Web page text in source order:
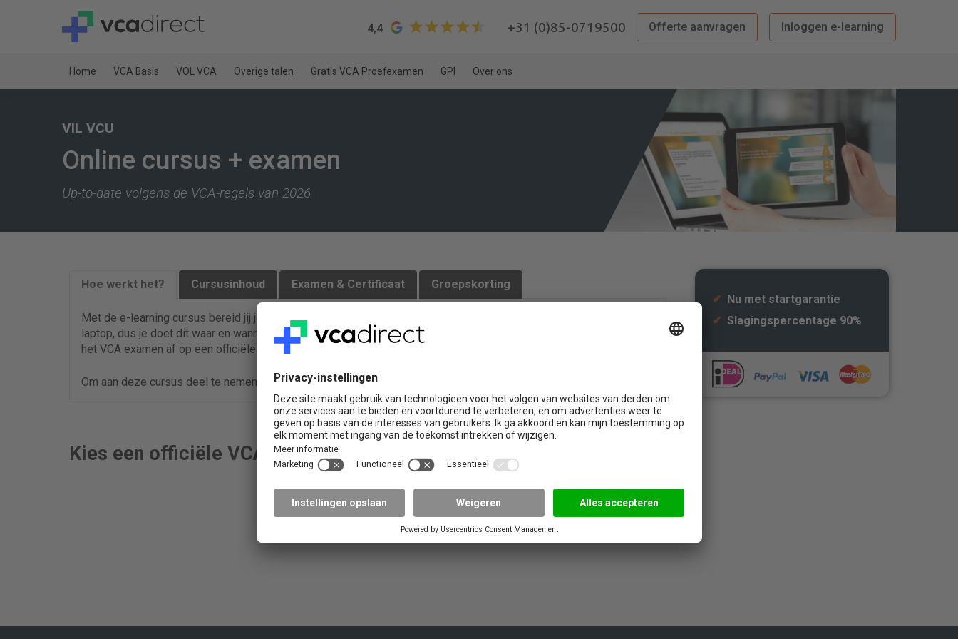
4,4 +31 (0)85-0719500 Offerte aanvragen Inloggen e-learning
Home VCA Basis VOL VCA Overige talen Gratis VCA Proefexamen GPI Over ons
VIL VCU
Online cursus + examen
Up-to-date volgens de VCA-regels van 2026
Hoe werkt het? Cursusinhoud Examen & Certificaat Groepskorting
Met de e-learning cursus bereid jij je goed voor op het VIL VCU examen. Deze cursus is makkelijk te volgen op een
laptop, dus je doet dit waar en wanneer dit het beste uitkomt. Bijvoorbeeld thuis of op het werk. Vervolgens leg je
het VCA examen af op een officiële locatie bij jou in de buurt. Selecteer de locatie en datum hieronder.
Om aan deze cursus deel te nemen is geen vooropleiding nodig. De cursus heeft een VMBO/MBO-niveau.
Kies een officiële VCA examenlocatie:
✔ Nu met startgarantie
✔ Slagingspercentage 90%